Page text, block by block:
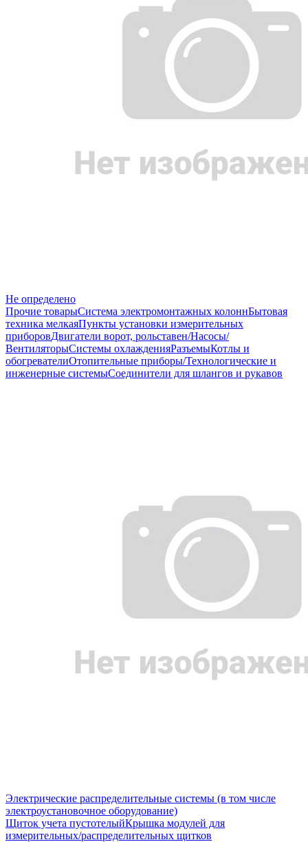
Не определено
Прочие товарыСистема электромонтажных колоннБытовая
техника мелкаяПункты установки измерительных
приборовДвигатели ворот, рольставен/Насосы/
ВентиляторыСистемы охлажденияРазъемыКотлы и
обогревателиОтопительные приборы/Технологические и
инженерные системыСоединители для шлангов и рукавов
Электрические распределительные системы (в том числе
электроустановочное оборудование)
Щиток учета пустотелыйКрышка модулей для
измерительных/распределительных щитков